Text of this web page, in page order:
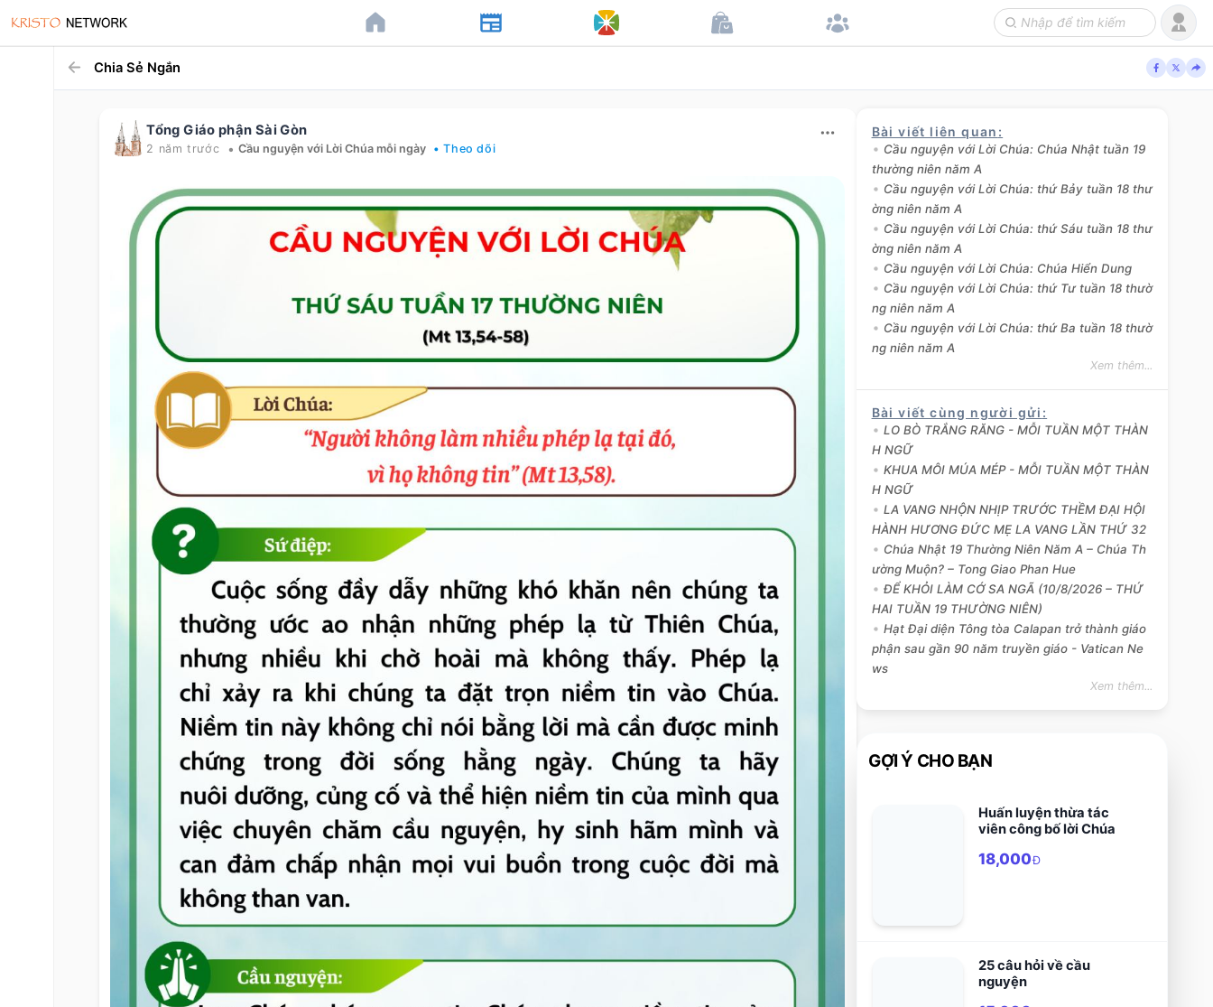
Chia Sẻ Ngắn
Tổng Giáo phận Sài Gòn
2 năm trước • Cầu nguyện với Lời Chúa mỗi ngày • Theo dõi
Bài viết liên quan :
Cầu nguyện với Lời Chúa: Chúa Nhật tuần 19
thường niên năm A
Cầu nguyện với Lời Chúa: thứ Bảy tuần 18 thư
ờng niên năm A
Cầu nguyện với Lời Chúa: thứ Sáu tuần 18 thư
ờng niên năm A
Cầu nguyện với Lời Chúa: Chúa Hiển Dung
Cầu nguyện với Lời Chúa: thứ Tư tuần 18 thườ
ng niên năm A
Cầu nguyện với Lời Chúa: thứ Ba tuần 18 thườ
ng niên năm A
Xem thêm...
Bài viết cùng người gửi :
LO BÒ TRẮNG RĂNG - MỖI TUẦN MỘT THÀN
H NGỮ
KHUA MÔI MÚA MÉP - MỖI TUẦN MỘT THÀN
H NGỮ
LA VANG NHỘN NHỊP TRƯỚC THỀM ĐẠI HỘI
HÀNH HƯƠNG ĐỨC MẸ LA VANG LẦN THỨ 32
Chúa Nhật 19 Thường Niên Năm A – Chúa Th
ường Muộn? – Tong Giao Phan Hue
ĐỂ KHỎI LÀM CỚ SA NGÃ (10/8/2026 – THỨ
HAI TUẦN 19 THƯỜNG NIÊN)
Hạt Đại diện Tông tòa Calapan trở thành giáo
phận sau gần 90 năm truyền giáo - Vatican Ne
ws
Xem thêm...
GỢI Ý CHO BẠN
Huấn luyện thừa tác
viên công bố lời Chúa
18,000Đ
25 câu hỏi về cầu
nguyện